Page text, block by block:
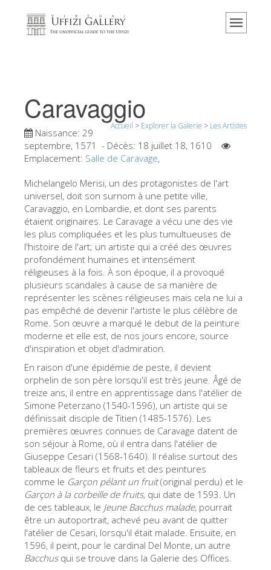
Accueil
Événements et expositions
L' avis des visiteurs
Contact
Réserver
Visite virtuelle
Les Oeuvres
Les Salles
Les Artistes
Les nouvelles salles
Les autres Musées
Le Musée national du Bargello
Galerie de l'Académie
La Galerie Palatine
Les Chapelles Médicis
Le Musée de San Marco
Musée Archéologique
Opificio delle Pietre Dure
Le Musée Galilée
Le Jardin de Boboli
La tour d'Arnolfo
Caravaggio
Accueil > Explorer la Galerie > Les Artistes
Naissance: 29
septembre, 1571 - Décès: 18 juillet 18, 1610
Emplacement: Salle de Caravage,
Michelangelo Merisi, un des protagonistes de l'art
universel, doit son surnom à une petite ville,
Caravaggio, en Lombardie, et dont ses parents
étaient originaires. Le Caravage a vécu une des vie
les plus compliquées et les plus tumultueuses de
l'histoire de l'art; un artiste qui a créé des œuvres
profondément humaines et intensément
réligieuses à la fois. À son époque, il a provoqué
plusieurs scandales à cause de sa manière de
représenter les scènes réligieuses mais cela ne lui a
pas empêché de devenir l'artiste le plus célèbre de
Rome. Son œuvre a marqué le debut de la peinture
moderne et elle est, de nos jours encore, source
d'inspiration et objet d'admiration.
En raison d'une épidémie de peste, il devient
orphelin de son père lorsqu'il est très jeune. Âgé de
treize ans, il entre en apprentissage dans l'atélier de
Simone Peterzano (1540-1596), un artiste qui se
définissait disciple de Titien (1485-1576). Les
premières œuvres connues de Caravage datent de
son séjour à Rome, où il entra dans l'atélier de
Giuseppe Cesari (1568-1640). Il réalise surtout des
tableaux de fleurs et fruits et des peintures
comme le Garçon pélant un fruit(original perdu) et le
Garçon à la corbeille de fruits, qui date de 1593. Un
de ces tableaux, le Jeune Bacchus malade, pourrait
être un autoportrait, achevé peu avant de quitter
l'atélier de Cesari, lorsqu'il était malade. Ensuite, en
1596, il peint, pour le cardinal Del Monte, un autre
Bacchus qui se trouve dans la Galerie des Offices.